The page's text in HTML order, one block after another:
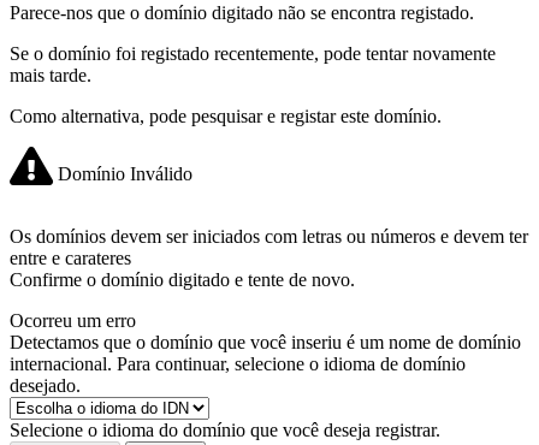
Parece-nos que o domínio digitado não se encontra registado.
Se o domínio foi registado recentemente, pode tentar novamente
mais tarde.
Como alternativa, pode pesquisar e registar este domínio.
Domínio Inválido
Os domínios devem ser iniciados com letras ou números e devem ter
entre e carateres
Confirme o domínio digitado e tente de novo.
Ocorreu um erro
Detectamos que o domínio que você inseriu é um nome de domínio
internacional. Para continuar, selecione o idioma de domínio
desejado.
Selecione o idioma do domínio que você deseja registrar.